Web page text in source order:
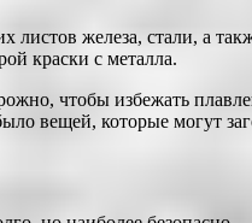
листов железа, стали, а
краски с металла.
чтобы избежать
вещей, которые могут